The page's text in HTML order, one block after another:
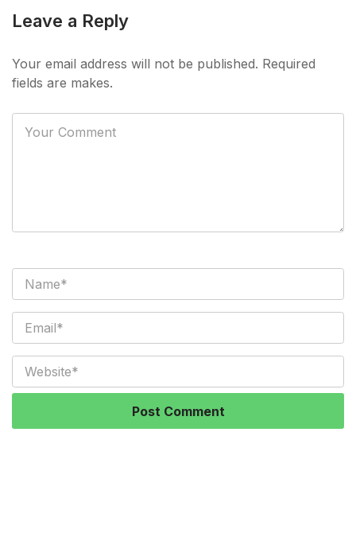
Leave a Reply
Your email address will not be published. Required
fields are makes.